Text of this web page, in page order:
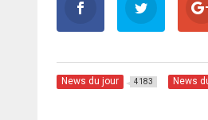
News du jour 4183 News